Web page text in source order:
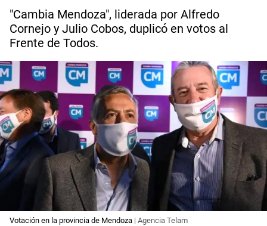
"Cambia Mendoza", liderada por Alfredo
Cornejo y Julio Cobos, duplicó en votos al
Frente de Todos.
Votación en la provincia de Mendoza | Agencia Telam